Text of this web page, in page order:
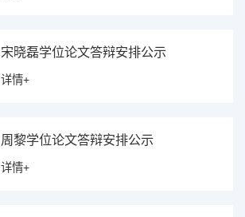
宋晓磊学位论文答辩安排公示
详情+
周黎学位论文答辩安排公示
详情+